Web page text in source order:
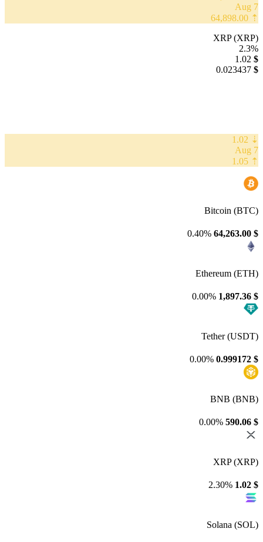
7 Aug
⇡ 64,898.00
XRP (XRP)
2.3%
$
1.02
$
0.023437
⇣ 1.02
7 Aug
⇡ 1.05
Bitcoin (BTC)
$
64,263.00
0.40%
Ethereum (ETH)
$
1,897.36
0.00%
Tether (USDT)
$
0.999172
0.00%
BNB (BNB)
$
590.06
0.00%
XRP (XRP)
$
1.02
2.30%
Solana (SOL)